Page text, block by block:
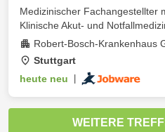
Medizinischer Fachangestellter
Klinische Akut- und
Robert-Bosch-Krankenhaus
Stuttgart
heute neu
WEITERE